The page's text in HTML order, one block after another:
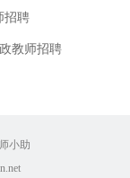
招聘
教师招聘
小助